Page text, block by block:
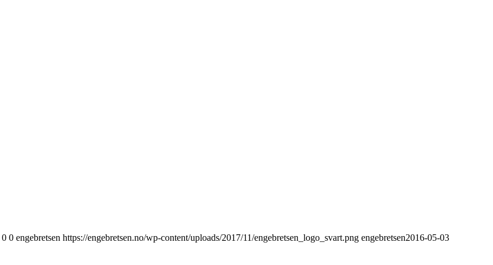
0 0 engebretsen https://engebretsen.no/wp-content/uploads/2017/11/engebretsen_logo_svart.png engebretsen2016-05-03